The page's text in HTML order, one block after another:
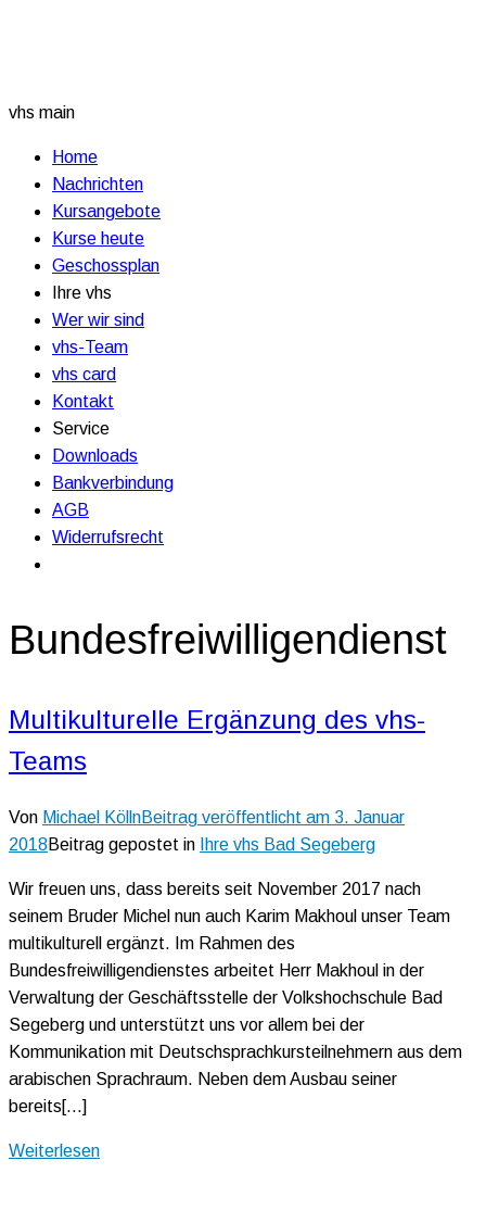
vhs main
Home
Nachrichten
Kursangebote
Kurse heute
Geschossplan
Ihre vhs
Wer wir sind
vhs-Team
vhs card
Kontakt
Service
Downloads
Bankverbindung
AGB
Widerrufsrecht
Bundesfreiwilligendienst
Multikulturelle Ergänzung des vhs-
Teams
Von Michael KöllnBeitrag veröffentlicht am 3. Januar
2018Beitrag gepostet in Ihre vhs Bad Segeberg
Wir freuen uns, dass bereits seit November 2017 nach
seinem Bruder Michel nun auch Karim Makhoul unser Team
multikulturell ergänzt. Im Rahmen des
Bundesfreiwilligendienstes arbeitet Herr Makhoul in der
Verwaltung der Geschäftsstelle der Volkshochschule Bad
Segeberg und unterstützt uns vor allem bei der
Kommunikation mit Deutschsprachkursteilnehmern aus dem
arabischen Sprachraum. Neben dem Ausbau seiner
bereits[…]
Weiterlesen